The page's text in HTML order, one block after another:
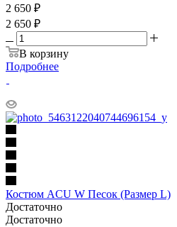
2 650 ₽
2 650 ₽
В корзину
Подробнее
Костюм ACU W Песок (Размер L)
Достаточно
Достаточно